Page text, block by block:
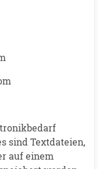
sind Textdateien,
auf einem